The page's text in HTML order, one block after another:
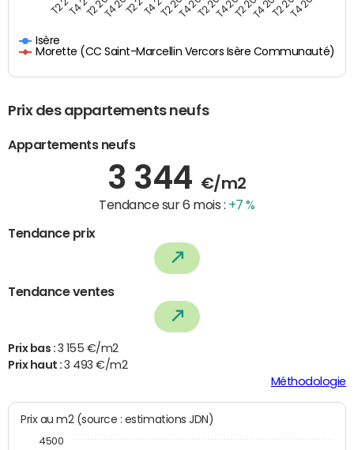
Isère
Morette (CC Saint-Marcellin Vercors Isère Communauté)
Prix des appartements neufs
Appartements neufs
3 344 €/m2
Tendance sur 6 mois : +7 %
Tendance prix
Tendance ventes
Prix bas : 3 155 €/m2
Prix haut :3 493 €/m2
Méthodologie
Prix au m2 (source : estimations JDN)
4500